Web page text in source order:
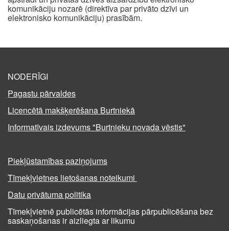
komunikāciju nozarē (direktīva par privāto dzīvi un
elektronisko komunikāciju) prasībām.
NODERĪGI
Pagastu pārvaldes
Licencētā makšķerēšana Burtniekā
Informatīvais izdevums "Burtnieku novada vēstis"
Piekļūstamības paziņojums
Tīmekļvietnes lietošanas noteikumi
Datu privātuma politika
Tīmekļvietnē publicētās informācijas pārpublicēšana bez
saskaņošanas ir aizliegta ar likumu